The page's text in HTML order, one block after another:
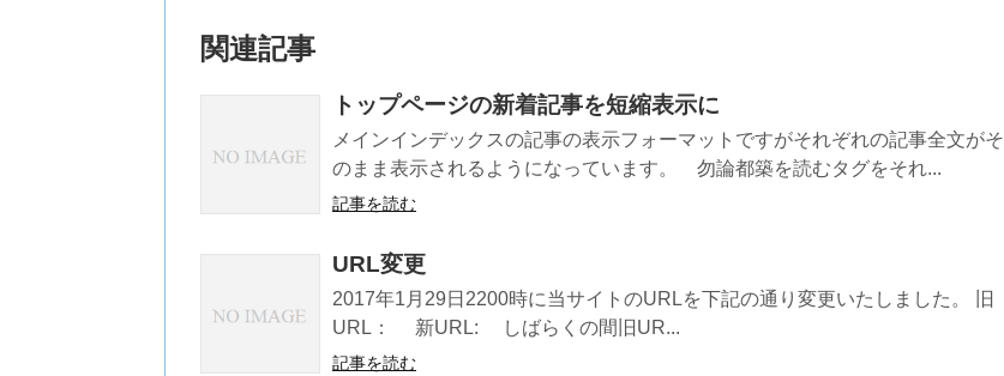
関連記事
トップページの新着記事を短縮表示に
メインインデックスの記事の表示フォーマットですがそれぞれの記事全文がそ
のまま表示されるようになっています。 勿論都築を読むタグをそれ...
記事を読む
URL変更
2017年1月29日2200時に当サイトのURLを下記の通り変更いたしました。 旧
URL： 新URL: しばらくの間旧UR...
記事を読む